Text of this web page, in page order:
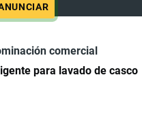
comercial
para lavado de casco